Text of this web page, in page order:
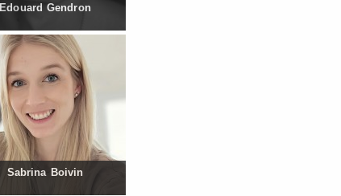
Edouard Gendron
Sabrina Boivin